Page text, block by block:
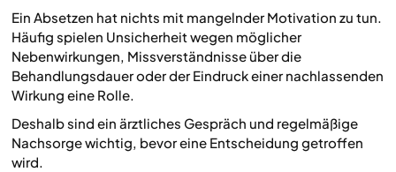
Ein Absetzen hat nichts mit mangelnder Motivation zu tun.
Häufig spielen Unsicherheit wegen möglicher
Nebenwirkungen, Missverständnisse über die
Behandlungsdauer oder der Eindruck einer nachlassenden
Wirkung eine Rolle.
Deshalb sind ein ärztliches Gespräch und regelmäßige
Nachsorge wichtig, bevor eine Entscheidung getroffen
wird.